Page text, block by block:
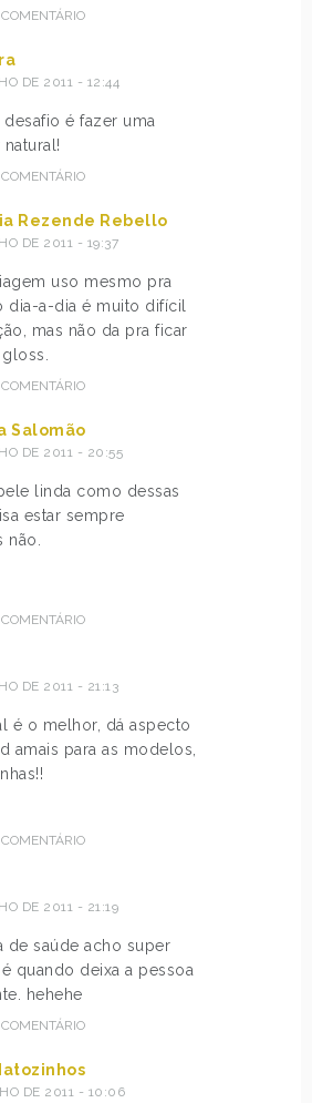
DE 2011 - 12:44
é fazer uma
Rezende Rebello
DE 2011 - 19:37
uso mesmo pra
dia-a-dia é muito difícil
mas não da pra ficar
Salomão
DE 2011 - 20:55
linda como dessas
estar sempre
não.
DE 2011 - 21:13
é o melhor, dá aspecto
amais para as modelos,
DE 2011 - 21:19
de saúde acho super
quando deixa a pessoa
hehehe
DE 2011 - 10:06